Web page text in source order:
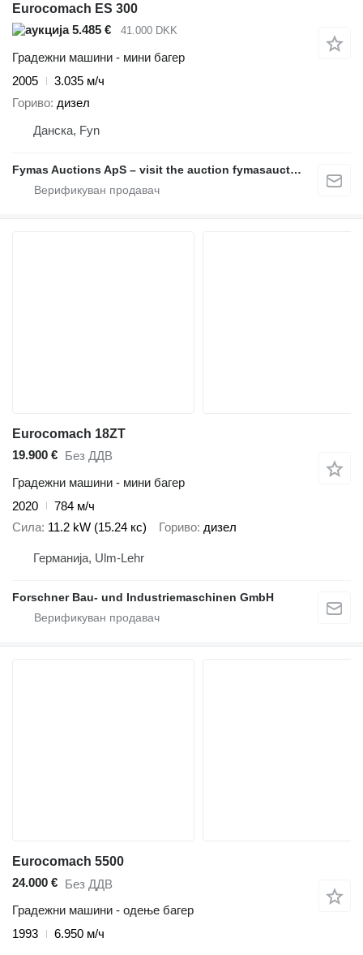
Eurocomach ES 300
5.485 €
41.000 DKK
Градежни машини - мини багер
2005
3.035 м/ч
Гориво дизел
Данска, Fyn
Fymas Auctions ApS – visit the auction fymasauctions.dk
Eurocomach 18ZT
19.900 €
Без ДДВ
Градежни машини - мини багер
2020
784 м/ч
Сила 11.2 kW (15.24 кс) Гориво дизел
Германија, Ulm-Lehr
Forschner Bau- und Industriemaschinen GmbH
Eurocomach 5500
24.000 € Без ДДВ
Градежни машини - одење багер
1993
6.950 м/ч